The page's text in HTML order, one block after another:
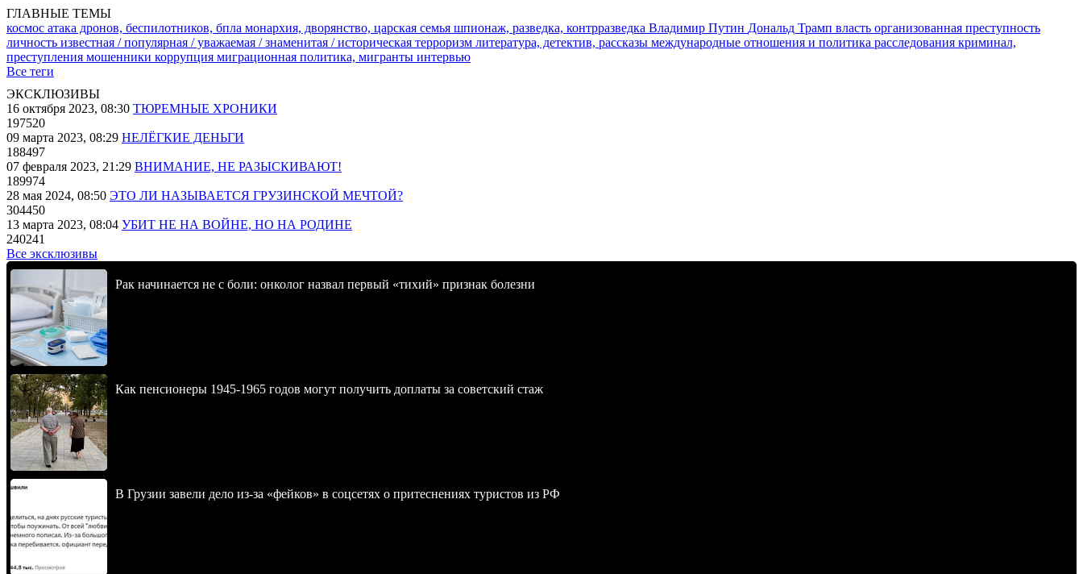
ГЛАВНЫЕ ТЕМЫ
космос атака дронов, беспилотников, бпла монархия, дворянство, царская семья шпионаж, разведка, контрразведка Владимир Путин Дональд Трамп власть организованная преступность
личность известная / популярная / уважаемая / знаменитая / историческая терроризм литература, детектив, рассказы международные отношения и политика расследования криминал,
преступления мошенники коррупция миграционная политика, мигранты интервью
Все теги
ЭКСКЛЮЗИВЫ
16 октября 2023, 08:30 ТЮРЕМНЫЕ ХРОНИКИ
197520
09 марта 2023, 08:29 НЕЛЁГКИЕ ДЕНЬГИ
188497
07 февраля 2023, 21:29 ВНИМАНИЕ, НЕ РАЗЫСКИВАЮТ!
189974
28 мая 2024, 08:50 ЭТО ЛИ НАЗЫВАЕТСЯ ГРУЗИНСКОЙ МЕЧТОЙ?
304450
13 марта 2023, 08:04 УБИТ НЕ НА ВОЙНЕ, НО НА РОДИНЕ
240241
Все эксклюзивы
Рак начинается не с боли: онколог назвал первый «тихий» признак болезни
Как пенсионеры 1945-1965 годов могут получить доплаты за советский стаж
В Грузии завели дело из-за «фейков» в соцсетях о притеснениях туристов из РФ